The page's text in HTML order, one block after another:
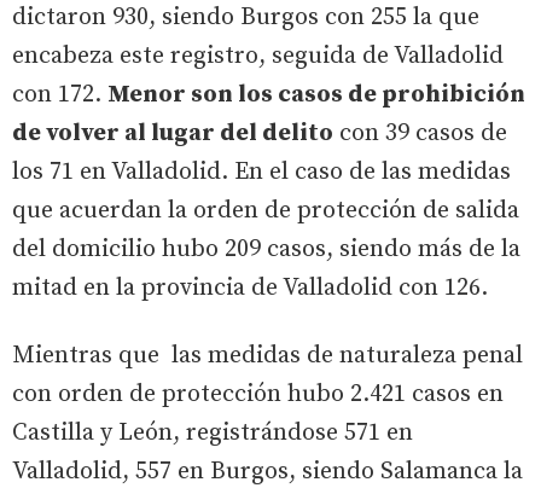
dictaron 930, siendo Burgos con 255 la que
encabeza este registro, seguida de Valladolid
con 172. Menor son los casos de prohibición
de volver al lugar del delito con 39 casos de
los 71 en Valladolid. En el caso de las medidas
que acuerdan la orden de protección de salida
del domicilio hubo 209 casos, siendo más de la
mitad en la provincia de Valladolid con 126.
Mientras que las medidas de naturaleza penal
con orden de protección hubo 2.421 casos en
Castilla y León, registrándose 571 en
Valladolid, 557 en Burgos, siendo Salamanca la